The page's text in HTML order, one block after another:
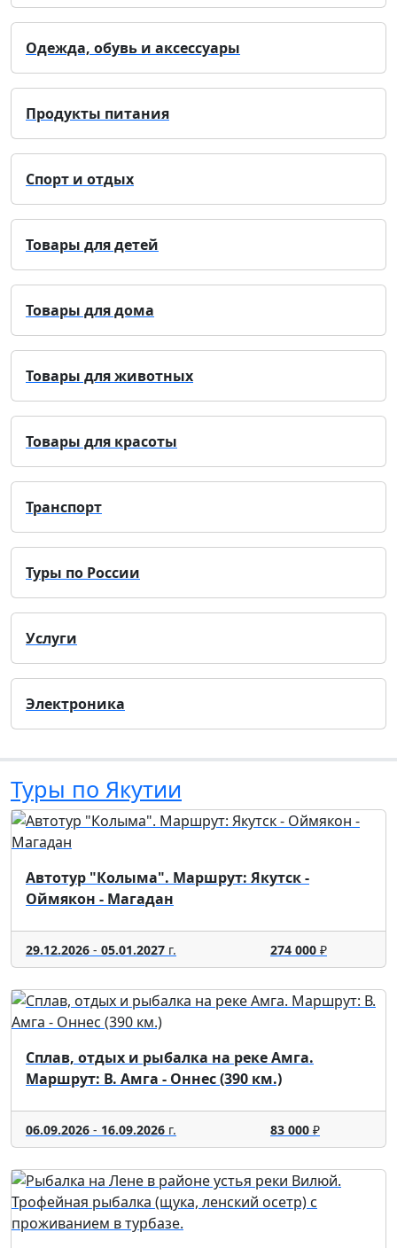
Одежда, обувь и аксессуары
Продукты питания
Спорт и отдых
Товары для детей
Товары для дома
Товары для животных
Товары для красоты
Транспорт
Туры по России
Услуги
Электроника
Туры по Якутии
Автотур "Колыма". Маршрут: Якутск -
Оймякон - Магадан
29.12.2026 - 05.01.2027 г. 274 000₽
Сплав, отдых и рыбалка на реке Амга.
Маршрут: В. Амга - Оннес (390 км.)
06.09.2026 - 16.09.2026 г. 83 000₽